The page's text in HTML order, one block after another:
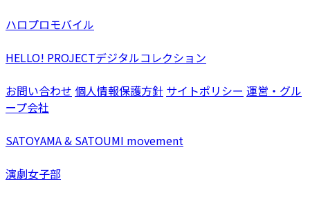
ハロプロモバイル
HELLO! PROJECTデジタルコレクション
お問い合わせ 個人情報保護方針 サイトポリシー 運営・グル
ープ会社
SATOYAMA & SATOUMI movement
演劇女子部